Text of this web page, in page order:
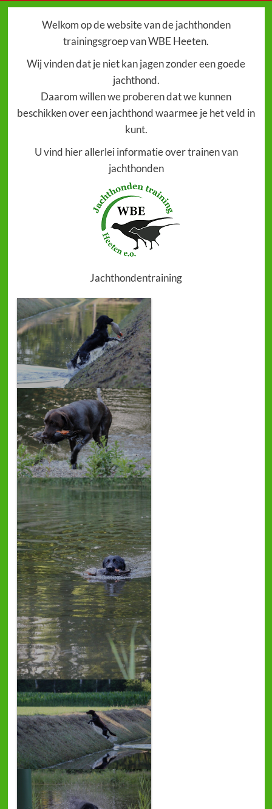
Welkom op de website van de jachthonden
trainingsgroep van WBE Heeten.
Wij vinden dat je niet kan jagen zonder een goede
jachthond.
Daarom willen we proberen dat we kunnen
beschikken over een jachthond waarmee je het veld in
kunt.
U vind hier allerlei informatie over trainen van
jachthonden
Jachthondentraining